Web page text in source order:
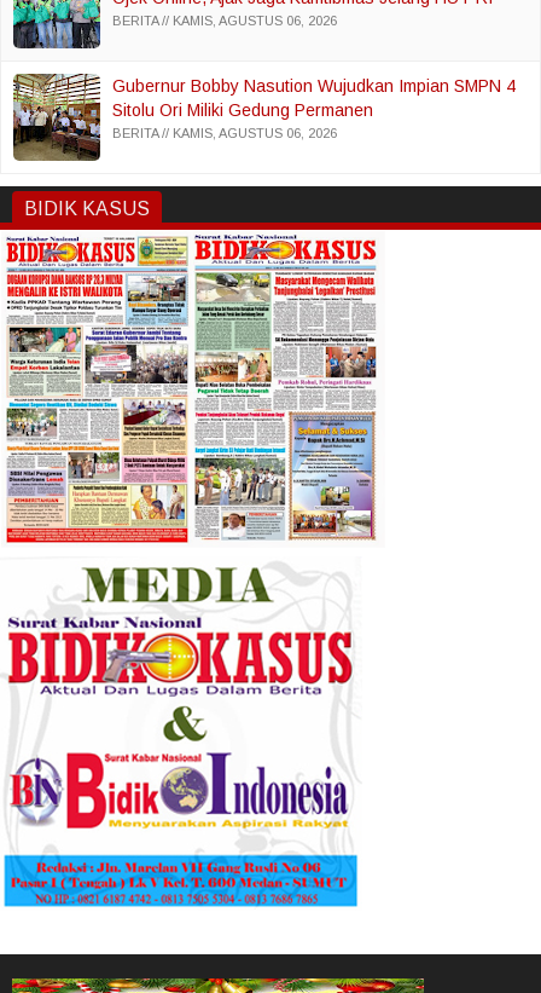
BERITA KAMIS, AGUSTUS 06, 2026
Gubernur Bobby Nasution Wujudkan Impian SMPN 4
Sitolu Ori Miliki Gedung Permanen
BERITA KAMIS, AGUSTUS 06, 2026
BIDIK KASUS